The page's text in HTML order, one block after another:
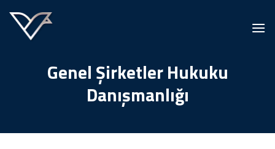
atla
Genel Şirketler Hukuku
Danışmanlığı